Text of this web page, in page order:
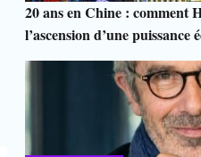
20 ans en Chine : comment
l’ascension d’une puissance